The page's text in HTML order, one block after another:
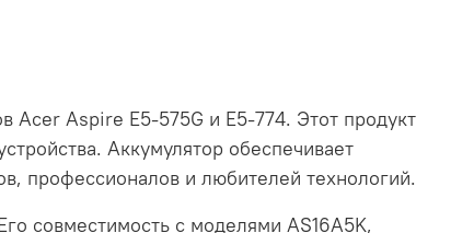
Aspire E5-575G и E5-774. Этот продукт
Аккумулятор обеспечивает
профессионалов и любителей технологий.
совместимость с моделями AS16A5K,